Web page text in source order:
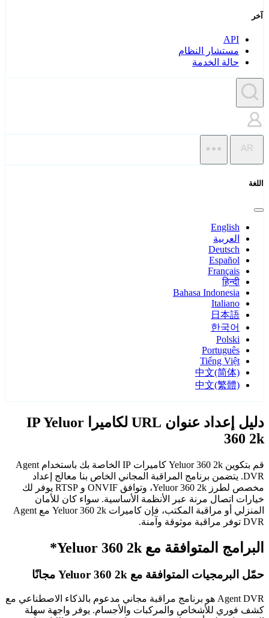
آخر
API
مستشار النظام
حالة الخدمة
AR
اللغة
English
العربية
Deutsch
Español
Français
हिन्दी
Bahasa Indonesia
Italiano
日本語
한국어
Polski
Português
Tiếng Việt
中文(简体)
中文(繁體)
دليل إعداد عنوان URL لكاميرا IP Yeluor
360 2k
قم بتكوين Yeluor 360 2k كاميرات IP الخاصة بك باستخدام Agent
DVR. يتضمن برنامج المراقبة المجاني الخاص بنا معالج إعداد
مخصص لطرز Yeluor 360 2k، وتوافق ONVIF و RTSP يوفر لك
خيارات اتصال مرنة عبر الأنظمة الأساسية. سواء كان للأمان
المنزلي أو مراقبة المكتب، فإن كاميرات Yeluor 360 2k مع Agent
DVR توفر مراقبة موثوقة وآمنة.
البرامج المتوافقة مع Yeluor 360 2k*
حمّل البرمجيات المتوافقة مع Yeluor 360 2k مجانًا
Agent DVR هو برنامج مراقبة مجاني مدعوم بالذكاء الاصطناعي مع
كشف فوري للأشخاص والمركبات والأجسام. يوفر واجهة سهلة